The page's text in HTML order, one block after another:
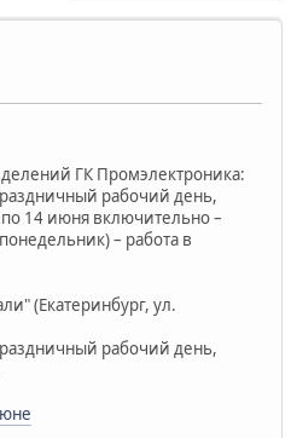
ГК Промэлектроника:
рабочий день,
14 июня включительно –
– работа в
(Екатеринбург, ул.
рабочий день,